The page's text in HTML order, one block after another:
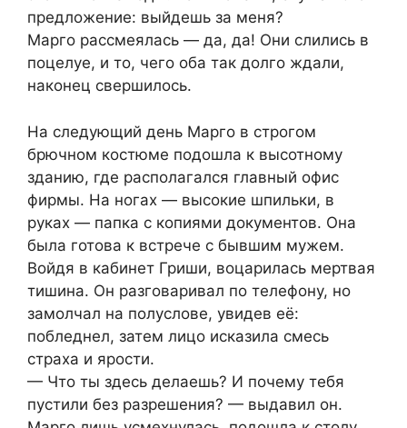
предложение: выйдешь за меня?
Марго рассмеялась — да, да! Они слились в
поцелуе, и то, чего оба так долго ждали,
наконец свершилось.
На следующий день Марго в строгом
брючном костюме подошла к высотному
зданию, где располагался главный офис
фирмы. На ногах — высокие шпильки, в
руках — папка с копиями документов. Она
была готова к встрече с бывшим мужем.
Войдя в кабинет Гриши, воцарилась мертвая
тишина. Он разговаривал по телефону, но
замолчал на полуслове, увидев её:
побледнел, затем лицо исказила смесь
страха и ярости.
— Что ты здесь делаешь? И почему тебя
пустили без разрешения? — выдавил он.